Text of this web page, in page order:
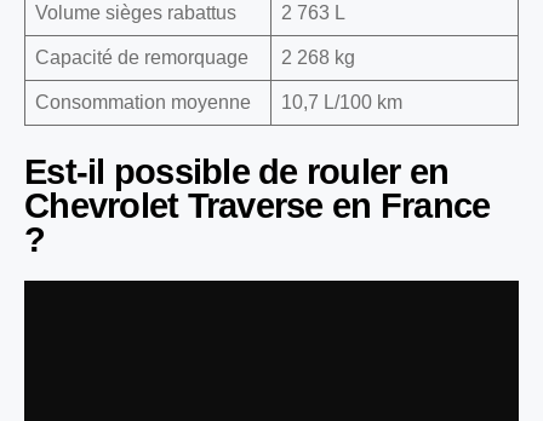
Volume sièges rabattus 2 763 L
Capacité de remorquage 2 268 kg
Consommation moyenne 10,7 L/100 km
Est-il possible de rouler en
Chevrolet Traverse en France
?